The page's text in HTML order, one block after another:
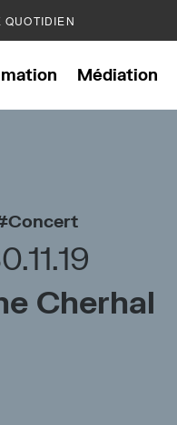
QUOTIDIEN
Médiation
Concert
Cherhal